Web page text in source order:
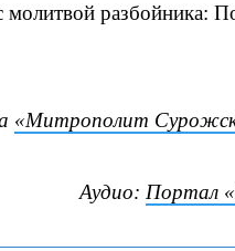
молитвой разбойника:
«Митрополит
Аудио: Портал